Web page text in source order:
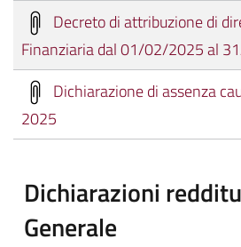
Decreto di attribuzione di
Finanziaria dal 01/02/2025 al
Dichiarazione di assenza
2025
Dichiarazioni
Generale